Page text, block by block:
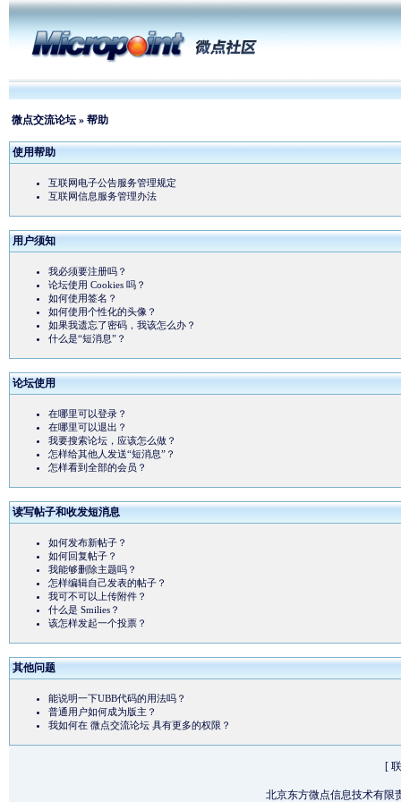
微点交流论坛 » 帮助
使用帮助
互联网电子公告服务管理规定
互联网信息服务管理办法
用户须知
我必须要注册吗？
论坛使用 Cookies 吗？
如何使用签名？
如何使用个性化的头像？
如果我遗忘了密码，我该怎么办？
什么是“短消息”？
论坛使用
在哪里可以登录？
在哪里可以退出？
我要搜索论坛，应该怎么做？
怎样给其他人发送“短消息”？
怎样看到全部的会员？
读写帖子和收发短消息
如何发布新帖子？
如何回复帖子？
我能够删除主题吗？
怎样编辑自己发表的帖子？
我可不可以上传附件？
什么是 Smilies？
该怎样发起一个投票？
其他问题
能说明一下UBB代码的用法吗？
普通用户如何成为版主？
我如何在 微点交流论坛 具有更多的权限？
[
北京东方微点信息技术有限